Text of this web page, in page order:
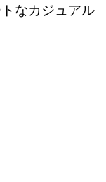
なカジュアル